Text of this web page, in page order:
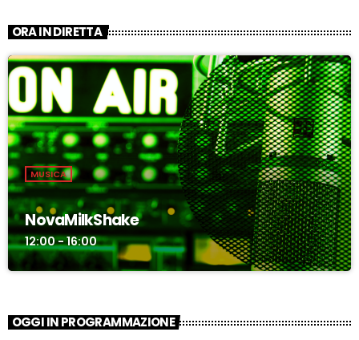
ORA IN DIRETTA
MUSICA
NovaMilkShake
12:00 - 16:00
OGGI IN PROGRAMMAZIONE